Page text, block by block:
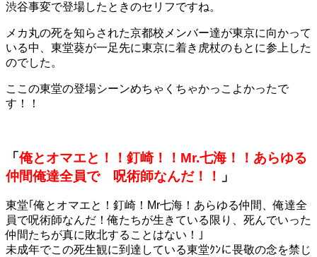
渋谷事変で登場したときのセリフですね。
メカ丸の死を知らされた京都校メンバー達が東京に向かって
いる中、東堂葵が一足先に東京に着き虎杖のもとに参上した
のでした。
ここの東堂の登場シーンめちゃくちゃかっこよかったで
す！！
「俺とオマエと！！釘崎！！Mr.七海！！あらゆる
仲間俺達全員で 呪術師なんだ！！
」
東堂｢俺とオマエと！釘崎！Mr七海！あらゆる仲間、俺達全
員で呪術師なんだ！俺たちが生きている限り、死んでいった
仲間たちが真に敗北することはない！｣
未成年でこの死生観に到達している東堂ｸﾝに畏敬の念を禁じ